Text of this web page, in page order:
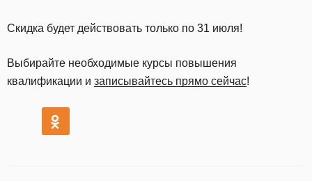
Скидка будет действовать только по 31 июля!
Выбирайте необходимые курсы повышения
квалификации и записывайтесь прямо сейчас!